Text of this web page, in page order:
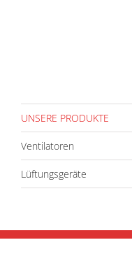
UNSERE PRODUKTE
Ventilatoren
Lüftungsgeräte